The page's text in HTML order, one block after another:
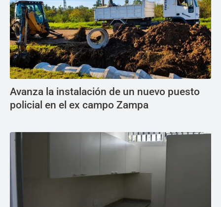
Avanza la instalación de un nuevo puesto
policial en el ex campo Zampa